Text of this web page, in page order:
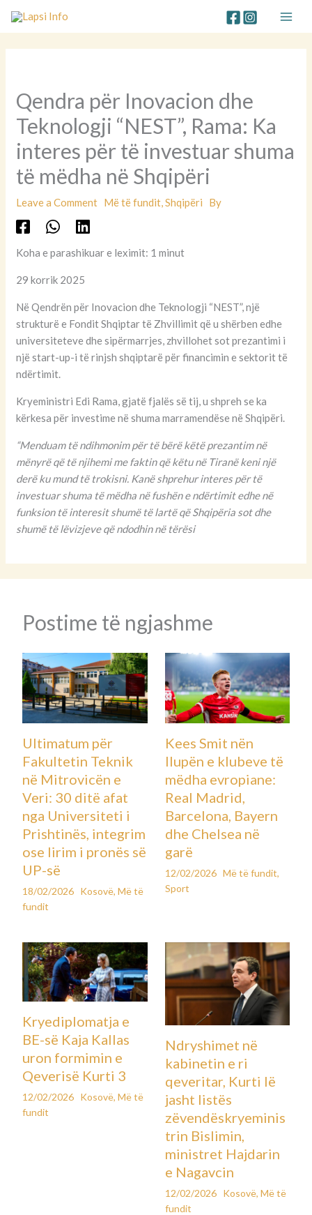
Qendra për Inovacion dhe
Teknologji “NEST”, Rama: Ka
interes për të investuar shuma
të mëdha në Shqipëri
Leave a Comment Më të fundit,Shqipëri By
Koha e parashikuar e leximit: 1 minut
29 korrik 2025
Në Qendrën për Inovacion dhe Teknologji “NEST”, një
strukturë e Fondit Shqiptar të Zhvillimit që u shërben edhe
universiteteve dhe sipërmarrjes, zhvillohet sot prezantimi i
një start-up-i të rinjsh shqiptarë për financimin e sektorit të
ndërtimit.
Kryeministri Edi Rama, gjatë fjalës së tij, u shpreh se ka
kërkesa për investime në shuma marramendëse në Shqipëri.
“Menduam të ndihmonim për të bërë këtë prezantim në
mënyrë që të njihemi me faktin që këtu në Tiranë keni një
derë ku mund të trokisni. Kanë shprehur interes për të
investuar shuma të mëdha në fushën e ndërtimit edhe në
funksion të interesit shumë të lartë që Shqipëria sot dhe
shumë të lëvizjeve që ndodhin në tërësi
Postime të ngjashme
Ultimatum për
Fakultetin Teknik
në Mitrovicën e
Veri: 30 ditë afat
nga Universiteti i
Prishtinës, integrim
ose lirim i pronës së
UP-së
18/02/2026 Kosovë,Më të
fundit
Kees Smit nën
llupën e klubeve të
mëdha evropiane:
Real Madrid,
Barcelona, Bayern
dhe Chelsea në
garë
12/02/2026 Më të fundit,
Sport
Kryediplomatja e
BE-së Kaja Kallas
uron formimin e
Qeverisë Kurti 3
12/02/2026 Kosovë,Më të
fundit
Ndryshimet në
kabinetin e ri
qeveritar, Kurti lë
jasht listës
zëvendëskryeminis
trin Bislimin,
ministret Hajdarin
e Nagavcin
12/02/2026 Kosovë, Më të
fundit